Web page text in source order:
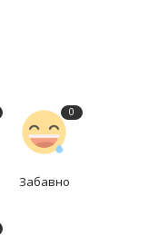
0
Забавно